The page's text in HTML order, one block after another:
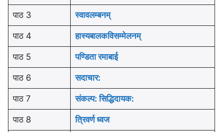
पाठ 3 स्वावलम्बनम्
पाठ 4 हास्यबालकविसम्मेलनम्
पाठ 5 पण्डिता रमाबाई
पाठ 6 सदाचार:
पाठ 7 संकल्प: सिद्धिदायक:
पाठ 8 त्रिवर्ण ध्वज